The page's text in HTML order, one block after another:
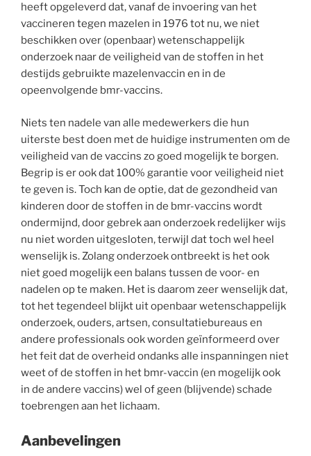
heeft opgeleverd dat, vanaf de invoering van het
vaccineren tegen mazelen in 1976 tot nu, we niet
beschikken over (openbaar) wetenschappelijk
onderzoek naar de veiligheid van de stoffen in het
destijds gebruikte mazelenvaccin en in de
opeenvolgende bmr-vaccins.
Niets ten nadele van alle medewerkers die hun
uiterste best doen met de huidige instrumenten om de
veiligheid van de vaccins zo goed mogelijk te borgen.
Begrip is er ook dat 100% garantie voor veiligheid niet
te geven is. Toch kan de optie, dat de gezondheid van
kinderen door de stoffen in de bmr-vaccins wordt
ondermijnd, door gebrek aan onderzoek redelijker wijs
nu niet worden uitgesloten, terwijl dat toch wel heel
wenselijk is. Zolang onderzoek ontbreekt is het ook
niet goed mogelijk een balans tussen de voor- en
nadelen op te maken. Het is daarom zeer wenselijk dat,
tot het tegendeel blijkt uit openbaar wetenschappelijk
onderzoek, ouders, artsen, consultatiebureaus en
andere professionals ook worden geïnformeerd over
het feit dat de overheid ondanks alle inspanningen niet
weet of de stoffen in het bmr-vaccin (en mogelijk ook
in de andere vaccins) wel of geen (blijvende) schade
toebrengen aan het lichaam.
Aanbevelingen